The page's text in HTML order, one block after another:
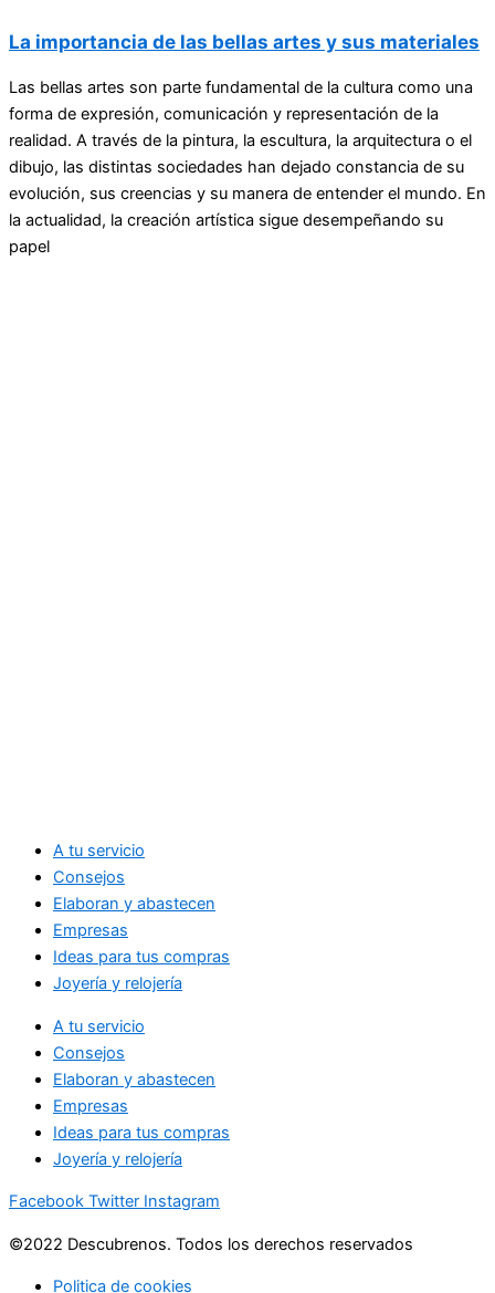
La importancia de las bellas artes y sus materiales
Las bellas artes son parte fundamental de la cultura como una
forma de expresión, comunicación y representación de la
realidad. A través de la pintura, la escultura, la arquitectura o el
dibujo, las distintas sociedades han dejado constancia de su
evolución, sus creencias y su manera de entender el mundo. En
la actualidad, la creación artística sigue desempeñando su
papel
A tu servicio
Consejos
Elaboran y abastecen
Empresas
Ideas para tus compras
Joyería y relojería
A tu servicio
Consejos
Elaboran y abastecen
Empresas
Ideas para tus compras
Joyería y relojería
Facebook Twitter Instagram
©2022 Descubrenos. Todos los derechos reservados
Politica de cookies